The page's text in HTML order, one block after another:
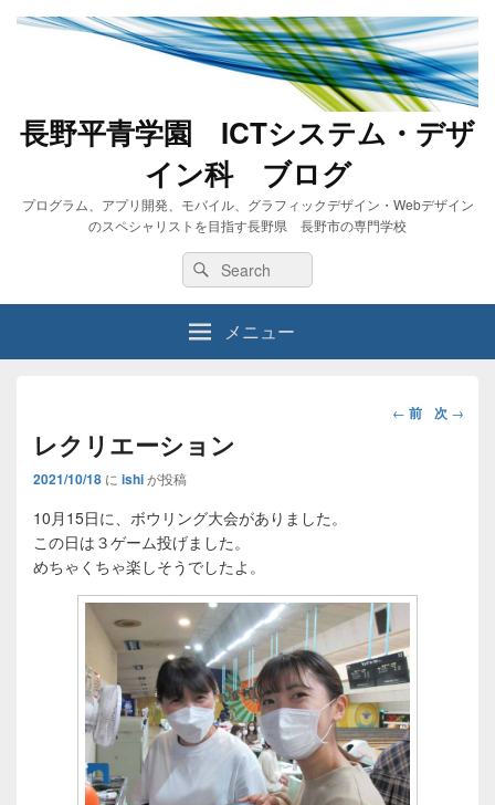
長野平青学園 ICTシステム・デザ
イン科 ブログ
プログラム、アプリ開発、モバイル、グラフィックデザイン・Webデザイン
のスペシャリストを目指す長野県 長野市の専門学校
Search
for:
Search
メニュー
投
ン
← 前 次 →
レクリエーション
2021/10/18 に ishiが投稿
10月15日に、ボウリング大会がありました。
この日は３ゲーム投げました。
めちゃくちゃ楽しそうでしたよ。